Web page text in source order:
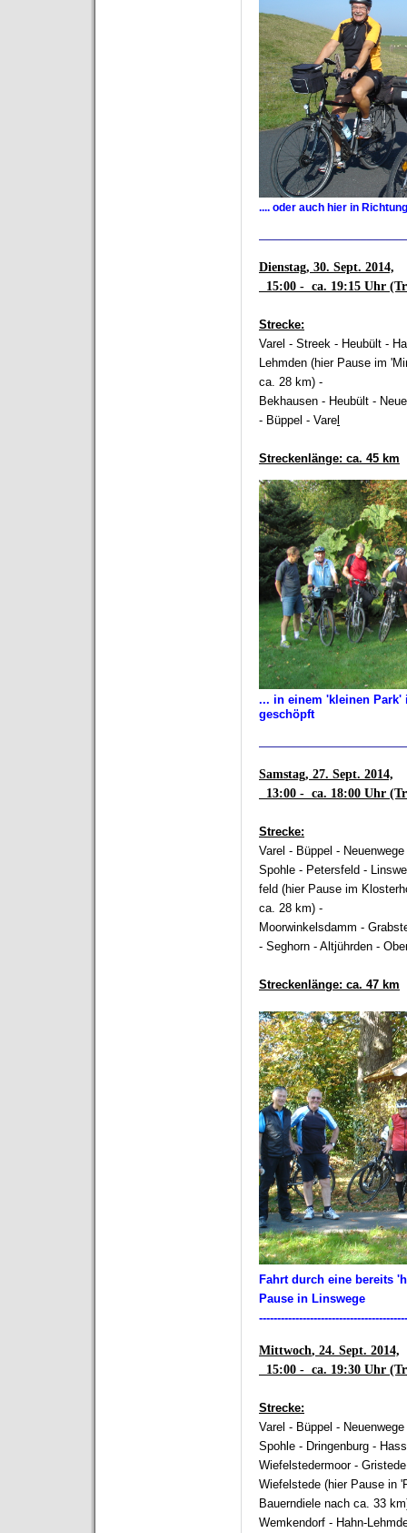
.... oder auch hier in
Dienstag, 30. Sept. 2014,
15:00 - ca. 19:15 Uhr
Strecke:
Varel - Streek - Heubült -
Lehmden (hier Pause im
ca. 28 km) -
Bekhausen - Heubült -
- Büppel - Vare
Streckenlänge: ca. 45 km
... in einem 'kleinen Park'
geschöpft
Samstag, 27. Sept. 2014,
13:00 - ca. 18:00 Uhr
Strecke:
Varel - Büppel -
Spohle - Petersfeld -
feld (hier Pause im
ca. 28 km) -
Moorwinkelsdamm -
- Seghorn - Altjührden -
Streckenlänge: ca. 47 km
Fahrt durch eine bereits
Pause in Linswege
Mittwoch, 24. Sept. 2014,
15:00 - ca. 19:30 Uhr
Strecke:
Varel - Büppel -
Spohle - Dringenburg -
Wiefelstedermoor -
Wiefelstede (hier Pause in
Bauerndiele nach ca. 33
Wemkendorf - Hahn-